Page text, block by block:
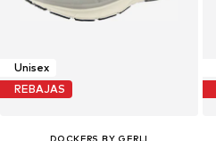
Unisex
REBAJAS
DOCKERS BY GERLI